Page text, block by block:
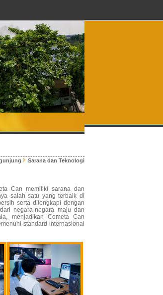
Sarana dan Teknologi
Can memiliki sarana dan
salah satu yang terbaik di
serta dilengkapi dengan
negara-negara maju dan
menjadikan Cometa Can
standard internasional